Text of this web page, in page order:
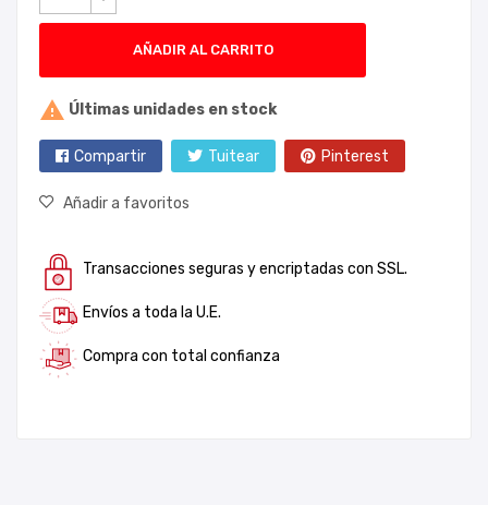
AÑADIR AL CARRITO
 Últimas unidades en stock
Compartir Tuitear Pinterest
Añadir a favoritos
Transacciones seguras y encriptadas con SSL.
Envíos a toda la U.E.
Compra con total confianza